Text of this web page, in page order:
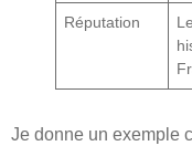
Réputation
Je donne un exemple